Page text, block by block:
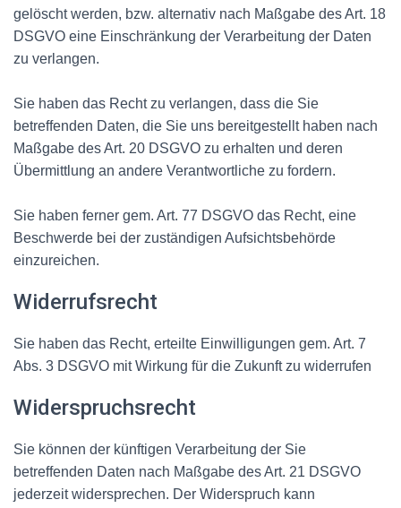
gelöscht werden, bzw. alternativ nach Maßgabe des Art. 18
DSGVO eine Einschränkung der Verarbeitung der Daten
zu verlangen.
Sie haben das Recht zu verlangen, dass die Sie
betreffenden Daten, die Sie uns bereitgestellt haben nach
Maßgabe des Art. 20 DSGVO zu erhalten und deren
Übermittlung an andere Verantwortliche zu fordern.
Sie haben ferner gem. Art. 77 DSGVO das Recht, eine
Beschwerde bei der zuständigen Aufsichtsbehörde
einzureichen.
Widerrufsrecht
Sie haben das Recht, erteilte Einwilligungen gem. Art. 7
Abs. 3 DSGVO mit Wirkung für die Zukunft zu widerrufen
Widerspruchsrecht
Sie können der künftigen Verarbeitung der Sie
betreffenden Daten nach Maßgabe des Art. 21 DSGVO
jederzeit widersprechen. Der Widerspruch kann